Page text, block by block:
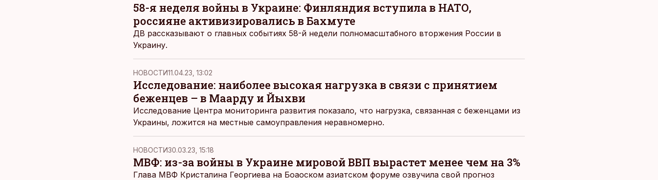
58-я неделя войны в Украине: Финляндия вступила в НАТО,
россияне активизировались в Бахмуте
ДВ рассказывают о главных событиях 58-й недели полномасштабного вторжения России в
Украину.
НОВОСТИ11.04.23, 13:02
Исследование: наиболее высокая нагрузка в связи с принятием
беженцев – в Маарду и Йыхви
Исследование Центра мониторинга развития показало, что нагрузка, связанная с беженцами из
Украины, ложится на местные самоуправления неравномерно.
НОВОСТИ30.03.23, 15:18
МВФ: из-за войны в Украине мировой ВВП вырастет менее чем на 3%
Глава МВФ Кристалина Георгиева на Боаоском азиатском форуме озвучила свой прогноз